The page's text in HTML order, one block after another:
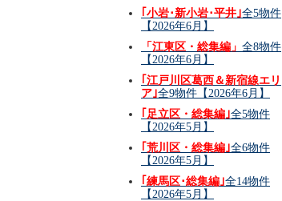
｢小岩･新小岩･平井｣全5物件
【2026年6月】
「江東区・総集編」 全8物件
【2026年6月】
｢江戸川区葛西＆新宿線エリ
ア｣全9物件【2026年6月】
｢足立区・総集編｣全5物件
【2026年5月】
｢荒川区・総集編｣全6物件
【2026年5月】
｢練馬区･総集編｣全14物件
【2026年5月】